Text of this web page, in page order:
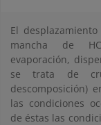
El
mancha de
evaporación,
se trata de
descomposición)
las condiciones
de éstas las